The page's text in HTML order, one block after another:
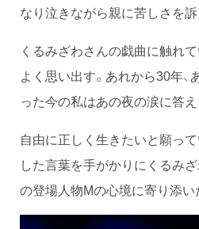
なり泣きながら親に苦しさを訴
くるみざわさんの戯曲に触れ
よく思い出す。あれから30年
った今の私はあの夜の涙に答え
自由に正しく生きたいと願っ
した言葉を手がかりにくるみ
の登場人物Mの心境に寄り